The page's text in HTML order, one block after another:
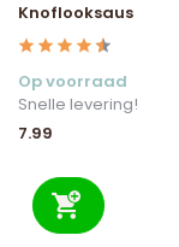
Knoflooksaus
Op voorraad
Snelle levering!
7.99